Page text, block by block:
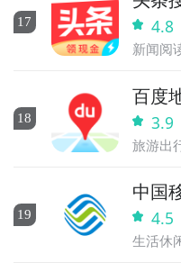
17 4.8
新闻阅
18
百度
3.9
旅游出
19
中国
4.5
生活休